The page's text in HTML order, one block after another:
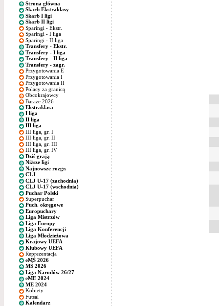
Strona główna
Skarb Ekstraklasy
Skarb I ligi
Skarb II ligi
Sparingi - Ekstr.
Sparingi - I liga
Sparingi - II liga
Transfery - Ekstr.
Transfery - I liga
Transfery - II liga
Transfery - zagr.
Przygotowania E
Przygotowania I
Przygotowania II
Polacy za granicą
Obcokrajowcy
Baraże 2026
Ekstraklasa
I liga
II liga
III liga
III liga, gr. I
III liga, gr. II
III liga, gr. III
III liga, gr. IV
Dziś grają
Niższe ligi
Najnowsze rozgr.
CLJ
CLJ U-17 (zachodnia)
CLJ U-17 (wschodnia)
Puchar Polski
Superpuchar
Puch. okręgowe
Europuchary
Liga Mistrzów
Liga Europy
Liga Konferencji
Liga Młodzieżowa
Krajowy UEFA
Klubowy UEFA
Reprezentacja
eMŚ 2026
MŚ 2026
Liga Narodów 26/27
eME 2024
ME 2024
Kobiety
Futsal
Kalendarz